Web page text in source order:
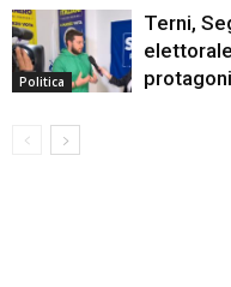
Politica
Terni,